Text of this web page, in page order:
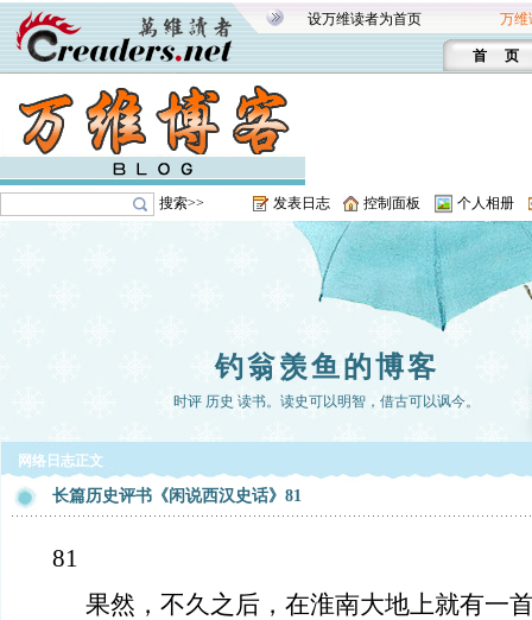
设万维读者为首页 万维
首 页
搜索>> 发表日志 控制面板 个人相册
钓翁羡鱼的博客
时评 历史 读书。读史可以明智，借古可以讽今。
网络日志正文
长篇历史评书《闲说西汉史话》81
81
果然，不久之后，在淮南大地上就有一